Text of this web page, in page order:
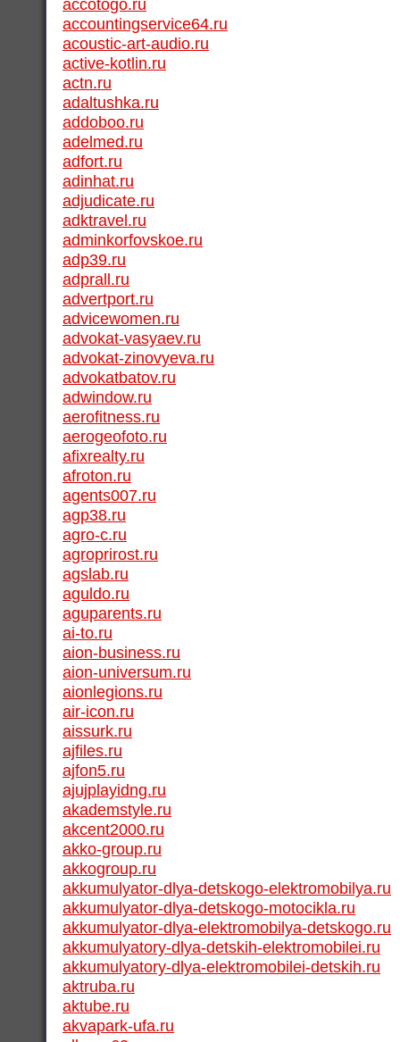
accotogo.ru
accountingservice64.ru
acoustic-art-audio.ru
active-kotlin.ru
actn.ru
adaltushka.ru
addoboo.ru
adelmed.ru
adfort.ru
adinhat.ru
adjudicate.ru
adktravel.ru
adminkorfovskoe.ru
adp39.ru
adprall.ru
advertport.ru
advicewomen.ru
advokat-vasyaev.ru
advokat-zinovyeva.ru
advokatbatov.ru
adwindow.ru
aerofitness.ru
aerogeofoto.ru
afixrealty.ru
afroton.ru
agents007.ru
agp38.ru
agro-c.ru
agroprirost.ru
agslab.ru
aguldo.ru
aguparents.ru
ai-to.ru
aion-business.ru
aion-universum.ru
aionlegions.ru
air-icon.ru
aissurk.ru
ajfiles.ru
ajfon5.ru
ajujplayidng.ru
akademstyle.ru
akcent2000.ru
akko-group.ru
akkogroup.ru
akkumulyator-dlya-detskogo-elektromobilya.ru
akkumulyator-dlya-detskogo-motocikla.ru
akkumulyator-dlya-elektromobilya-detskogo.ru
akkumulyatory-dlya-detskih-elektromobilei.ru
akkumulyatory-dlya-elektromobilei-detskih.ru
aktruba.ru
aktube.ru
akvapark-ufa.ru